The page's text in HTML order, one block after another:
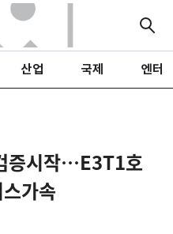
산업 국제 엔터
증시작…E3T1호
가속